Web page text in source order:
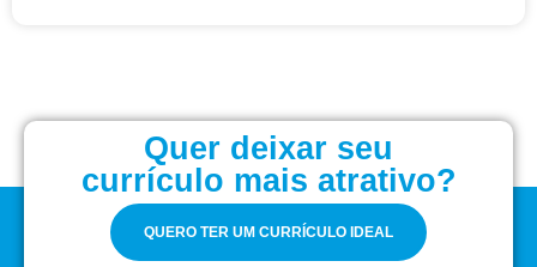
Quer deixar seu
currículo mais atrativo?
QUERO TER UM CURRÍCULO IDEAL